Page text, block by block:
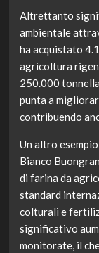
Altrettanto
ambientale
ha acquistato
agricoltura
250.000
punta a
contribuendo
Un altro
Bianco
di farina da
standard
colturali e
significativo
monitorate, il